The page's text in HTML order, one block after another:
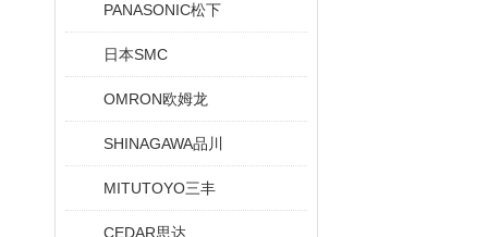
PANASONIC松下
日本SMC
OMRON欧姆龙
SHINAGAWA品川
MITUTOYO三丰
CEDAR思达